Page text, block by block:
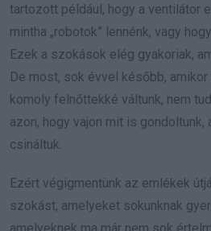
tartozott például, hogy a ventilátor
mintha „robotok” lennénk, vagy
Ezek a szokások elég gyakoriak,
De most, sok évvel később,
komoly felnőttekké váltunk, nem
azon, hogy vajon mit is
csináltuk.
Ezért végigmentünk az emlékek
szokást, amelyeket sokunknak